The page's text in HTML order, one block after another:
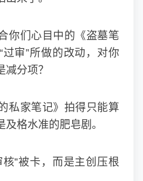
你们心目中的《盗墓笔
审”所做的改动，对你
分项？
私家笔记》拍得只能算
格水准的肥皂剧。
”被卡，而是主创压根